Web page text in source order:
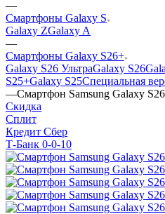
—
Смартфоны Galaxy S
Galaxy ZGalaxy A
—
Смартфоны Galaxy S26+
Galaxy S26 УльтраGalaxy S26
S25+Galaxy S25Специальная
—Смартфон Samsung Galaxy
Скидка
Сплит
Кредит Сбер
Т-Банк 0-0-10